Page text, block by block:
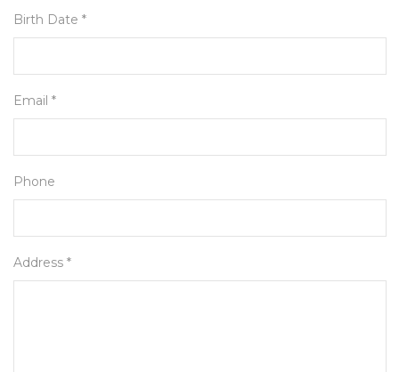
Birth Date *
Email *
Phone
Address *